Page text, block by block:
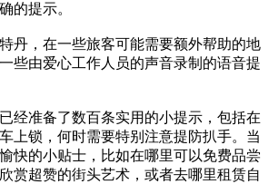
的提示。
，在一些旅客可能需要额外帮助的地
些由爱心工作人员的声音录制的语音提
准备了数百条实用的小提示，包括在
上锁，何时需要特别注意提防扒手。当
快的小贴士，比如在哪里可以免费品尝
赏超赞的街头艺术，或者去哪里租赁自